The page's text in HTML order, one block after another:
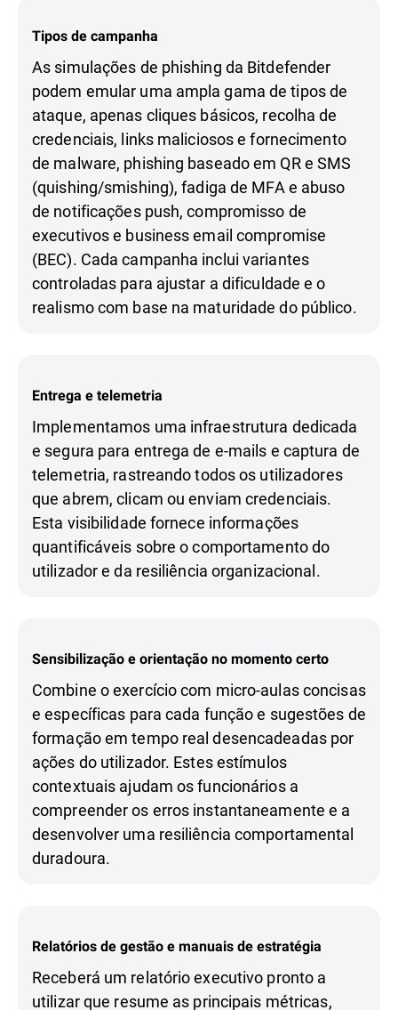
Tipos de campanha
As simulações de phishing da Bitdefender
podem emular uma ampla gama de tipos de
ataque, apenas cliques básicos, recolha de
credenciais, links maliciosos e fornecimento
de malware, phishing baseado em QR e SMS
(quishing/smishing), fadiga de MFA e abuso
de notificações push, compromisso de
executivos e business email compromise
(BEC). Cada campanha inclui variantes
controladas para ajustar a dificuldade e o
realismo com base na maturidade do público.
Entrega e telemetria
Implementamos uma infraestrutura dedicada
e segura para entrega de e-mails e captura de
telemetria, rastreando todos os utilizadores
que abrem, clicam ou enviam credenciais.
Esta visibilidade fornece informações
quantificáveis sobre o comportamento do
utilizador e da resiliência organizacional.
Sensibilização e orientação no momento certo
Combine o exercício com micro-aulas concisas
e específicas para cada função e sugestões de
formação em tempo real desencadeadas por
ações do utilizador. Estes estímulos
contextuais ajudam os funcionários a
compreender os erros instantaneamente e a
desenvolver uma resiliência comportamental
duradoura.
Relatórios de gestão e manuais de estratégia
Receberá um relatório executivo pronto a
utilizar que resume as principais métricas,